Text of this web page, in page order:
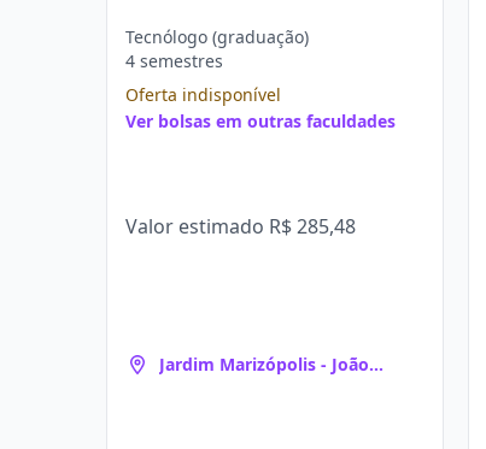
Tecnólogo (graduação)
4 semestres
Oferta indisponível
Ver bolsas em outras faculdades
Valor estimado R$ 285,48
Jardim Marizópolis - João